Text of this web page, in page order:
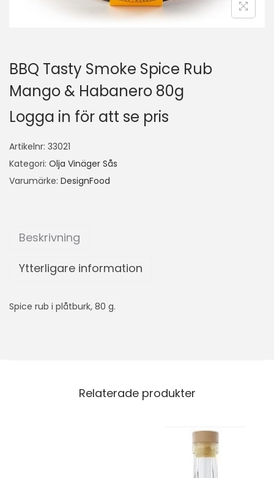
BBQ Tasty Smoke Spice Rub
Mango & Habanero 80g
Logga in för att se pris
Artikelnr: 33021
Kategori: Olja Vinäger Sås
Varumärke: DesignFood
Beskrivning
Ytterligare information
Spice rub i plåtburk, 80 g.
Relaterade produkter